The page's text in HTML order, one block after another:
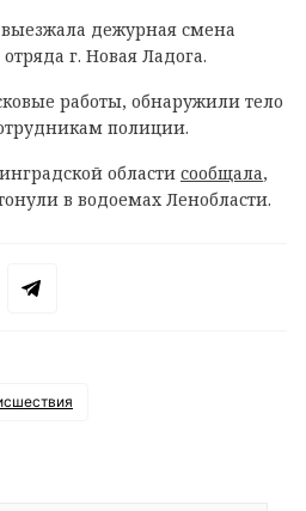
дежурная смена
г. Новая Ладога.
работы, обнаружили тело
полиции.
области сообщала,
в водоемах Ленобласти.